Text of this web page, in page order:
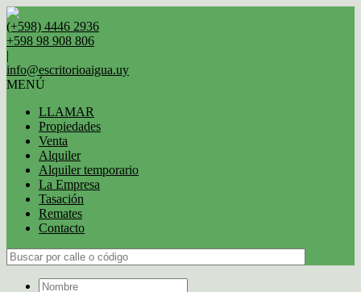
(+598) 4446 2936
+598 98 908 806
|
info@escritorioaigua.uy
MENÚ
LLAMAR
Propiedades
Venta
Alquiler
Alquiler temporario
La Empresa
Tasación
Remates
Contacto